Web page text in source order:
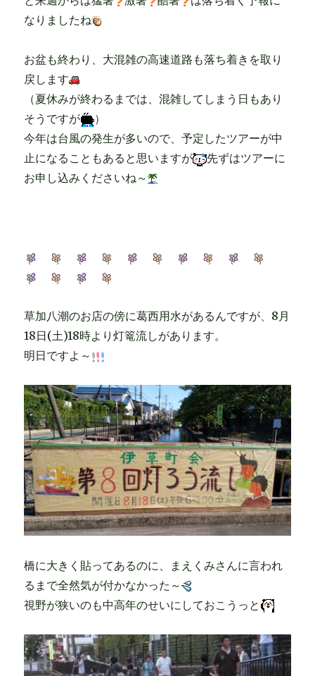
なりましたね
お盆も終わり、大混雑の高速道路も落ち着きを取り
戻します
（夏休みが終わるまでは、混雑してしまう日もあり
そうですが
）
今年は台風の発生が多いので、予定したツアーが中
止になることもあると思いますが
先ずはツアーに
お申し込みくださいね～
草加八潮のお店の傍に葛西用水があるんですが、8月
18日(土)18時より灯篭流しがあります。
明日ですよ～
橋に大きく貼ってあるのに、まえくみさんに言われ
るまで全然気が付かなかった～
視野が狭いのも中高年のせいにしておこうっと